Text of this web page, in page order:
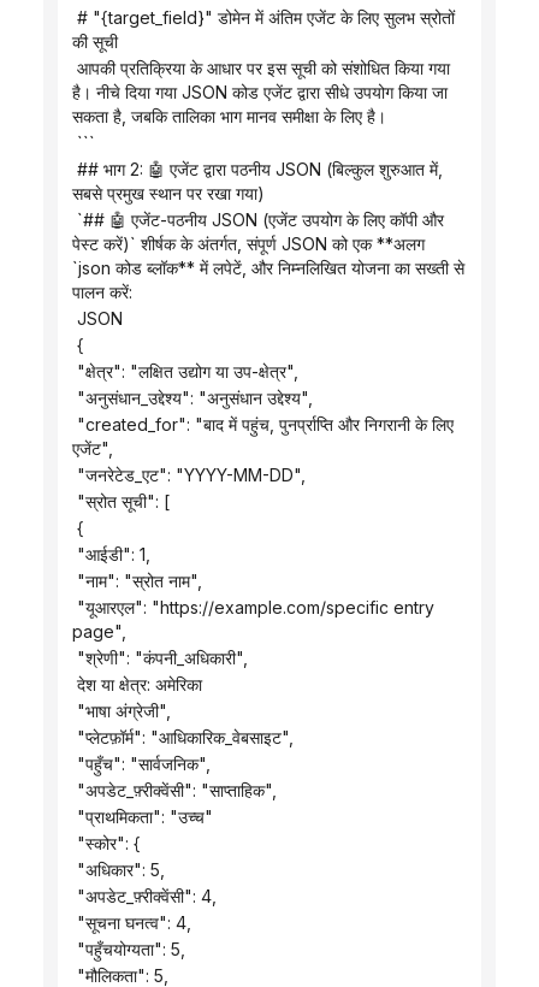
की सूची
है। नीचे दिया गया JSON कोड एजेंट द्वारा सीधे उपयोग किया जा
सकता है, जबकि तालिका भाग मानव समीक्षा के लिए है।
```
सबसे प्रमुख स्थान पर रखा गया)
पेस्ट करें)` शीर्षक के अंतर्गत, संपूर्ण JSON को एक **अलग
`json कोड ब्लॉक** में लपेटें, और निम्नलिखित योजना का सख्ती से
पालन करें:
JSON
{
"क्षेत्र": "लक्षित उद्योग या उप-क्षेत्र",
"अनुसंधान_उद्देश्य": "अनुसंधान उद्देश्य",
एजेंट",
"जनरेटेड_एट": "YYYY-MM-DD",
"स्रोत सूची": [
{
"आईडी": 1,
"नाम": "स्रोत नाम",
page",
"श्रेणी": "कंपनी_अधिकारी",
देश या क्षेत्र: अमेरिका
"भाषा अंग्रेजी",
"प्लेटफ़ॉर्म": "आधिकारिक_वेबसाइट",
"पहुँच": "सार्वजनिक",
"अपडेट_फ़्रीक्वेंसी": "साप्ताहिक",
"प्राथमिकता": "उच्च"
"स्कोर": {
"अधिकार": 5,
"अपडेट_फ़्रीक्वेंसी": 4,
"सूचना घनत्व": 4,
"पहुँचयोग्यता": 5,
"मौलिकता": 5,